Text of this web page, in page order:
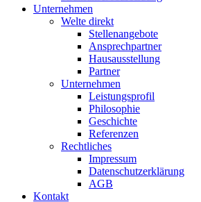
Unternehmen
Welte direkt
Stellenangebote
Ansprechpartner
Hausausstellung
Partner
Unternehmen
Leistungsprofil
Philosophie
Geschichte
Referenzen
Rechtliches
Impressum
Datenschutzerklärung
AGB
Kontakt